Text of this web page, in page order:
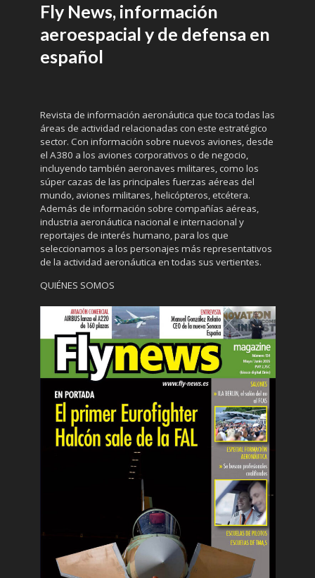
Fly News, información
aeroespacial y de defensa en
español
Revista de información aeronáutica que toca todas las
áreas de actividad relacionadas con este estratégico
sector. Con información sobre nuevos aviones, desde
el A380 a los aviones corporativos o de negocio,
incluyendo también aeronaves militares, como los
súper cazas de las principales fuerzas aéreas del
mundo, aviones militares, helicópteros, etcétera.
Además de información sobre compañías aéreas,
industria aeronáutica nacional e internacional y
reportajes de interés humano, para los que
seleccionamos a los personajes más representativos
de la actividad aeronáutica en todas sus vertientes.
QUIÉNES SOMOS